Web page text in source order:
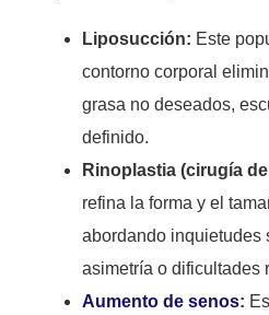
Liposucción: Este
contorno corporal
grasa no deseados,
definido.
Rinoplastia (cirugía
refina la forma y el
abordando inquietudes
asimetría o dificultades
Aumento de senos: